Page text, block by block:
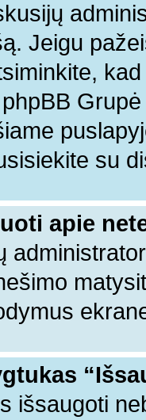
Jeigu
su
apie
išsaugoti